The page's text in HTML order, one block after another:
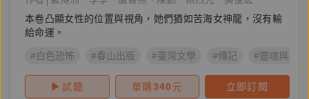
本卷凸顯女性的位置與視角，她們猶如苦海女神龍，沒有輸
給命運。
#白色恐怖 #春山出版 #臺灣文學 #傳記 #靈魂與灰燼
試聽 單購340 元 立即訂閱